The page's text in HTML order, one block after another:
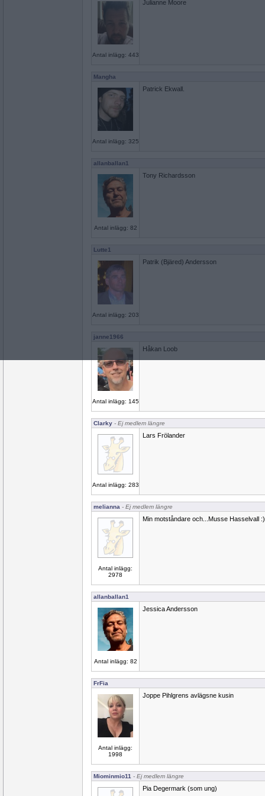
Antal inlägg: 443
Julianne Moore
Mangha
Antal inlägg: 325
Patrick Ekwall.
allanballan1
Antal inlägg: 82
Tony Richardsson
Lutte1
Antal inlägg: 203
Patrik (Bjäred) Andersson
janne1966
Antal inlägg: 145
Håkan Loob
Clarky - Ej medlem längre
Antal inlägg: 283
Lars Frölander
melianna - Ej medlem längre
Antal inlägg:
2978
Min motståndare och...Musse Hasselvall :)
allanballan1
Antal inlägg: 82
Jessica Andersson
FrFia
Antal inlägg:
1998
Joppe Pihlgrens avlägsne kusin
Miominmio11 - Ej medlem längre
Pia Degermark (som ung)